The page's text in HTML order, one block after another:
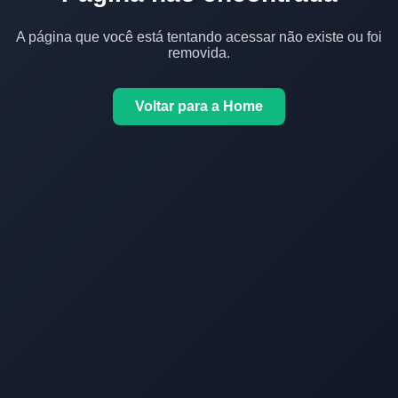
A página que você está tentando acessar não existe ou foi
removida.
Voltar para a Home